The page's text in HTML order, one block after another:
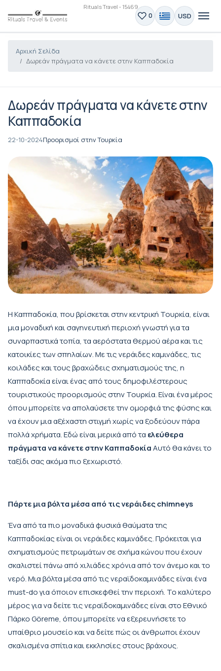
Rituals Travel - 15469
0 USD
Αρχική Σελίδα
Δωρεάν πράγματα να κάνετε στην Καππαδοκία
Δωρεάν πράγματα να κάνετε στην
Καππαδοκία
22-10-2024Προορισμοί στην Τουρκία
Η Καππαδοκία, που βρίσκεται στην κεντρική Τουρκία, είναι
μια μοναδική και σαγηνευτική περιοχή γνωστή για τα
συναρπαστικά τοπία, τα αερόστατα θερμού αέρα και τις
κατοικίες των σπηλαίων. Με τις νεράιδες καμινάδες, τις
κοιλάδες και τους βραχώδεις σχηματισμούς της, η
Καππαδοκία είναι ένας από τους δημοφιλέστερους
τουριστικούς προορισμούς στην Τουρκία. Είναι ένα μέρος
όπου μπορείτε να απολαύσετε την ομορφιά της φύσης και
να έχουν μια αξέχαστη στιγμή χωρίς να ξοδεύουν πάρα
πολλά χρήματα. Εδώ είναι μερικά από τα ελεύθερα
πράγματα να κάνετε στην ΚαππαδοκίαΑυτό θα κάνει το
ταξίδι σας ακόμα πιο ξεχωριστό.
Πάρτε μια βόλτα μέσα από τις νεράιδες chimneys
Ένα από τα πιο μοναδικά φυσικά θαύματα της
Καππαδοκίας είναι οι νεράιδες καμινάδες. Πρόκειται για
σχηματισμούς πετρωμάτων σε σχήμα κώνου που έχουν
σκαλιστεί πάνω από χιλιάδες χρόνια από τον άνεμο και το
νερό. Μια βόλτα μέσα από τις νεραϊδοκαμινάδες είναι ένα
must-do για όποιον επισκεφθεί την περιοχή. Το καλύτερο
μέρος για να δείτε τις νεραϊδοκαμινάδες είναι στο Εθνικό
Πάρκο Göreme, όπου μπορείτε να εξερευνήσετε το
υπαίθριο μουσείο και να δείτε πώς οι άνθρωποι έχουν
σκαλισμένα σπίτια και εκκλησίες στους βράχους.